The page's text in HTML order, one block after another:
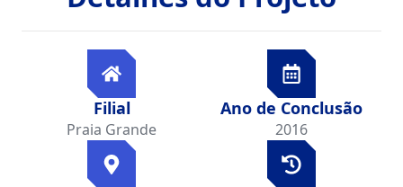
Filial
Praia Grande
Ano de Conclusão
2016